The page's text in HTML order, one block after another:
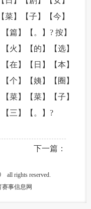
菜】【子】【今】
篇】【。】? 按】
火】【的】【选】
在】【日】【本】
个】【姨】【圈】
菜】【菜】【子】
三】【。】?
下一篇：
all rights reserved.
赛事信息网